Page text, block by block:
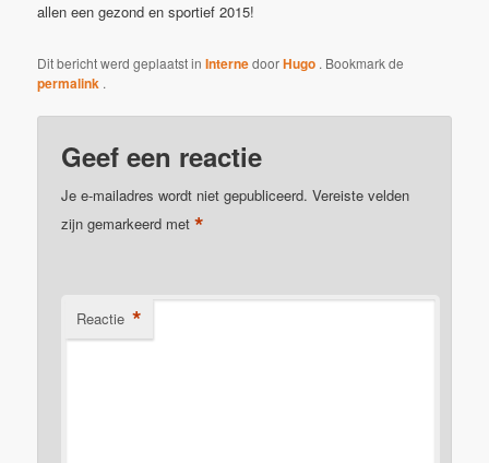
allen een gezond en sportief 2015!
Dit bericht werd geplaatst inInternedoorHugo . Bookmark de
permalink .
Geef een reactie
Je e-mailadres wordt niet gepubliceerd. Vereiste velden
zijn gemarkeerd met*
Reactie *